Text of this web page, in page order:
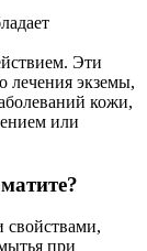
Эти
лечения экземы,
кожи,
или
свойствами,
при